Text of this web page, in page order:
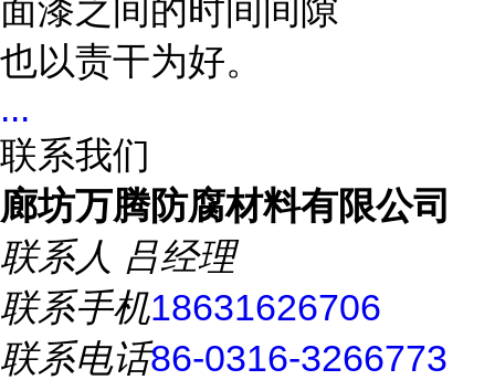
面漆之间的时间间隙
也以责干为好。
...
联系我们
廊坊万腾防腐材料有限公司
联系人 吕经理
联系手机18631626706
联系电话86-0316-3266773